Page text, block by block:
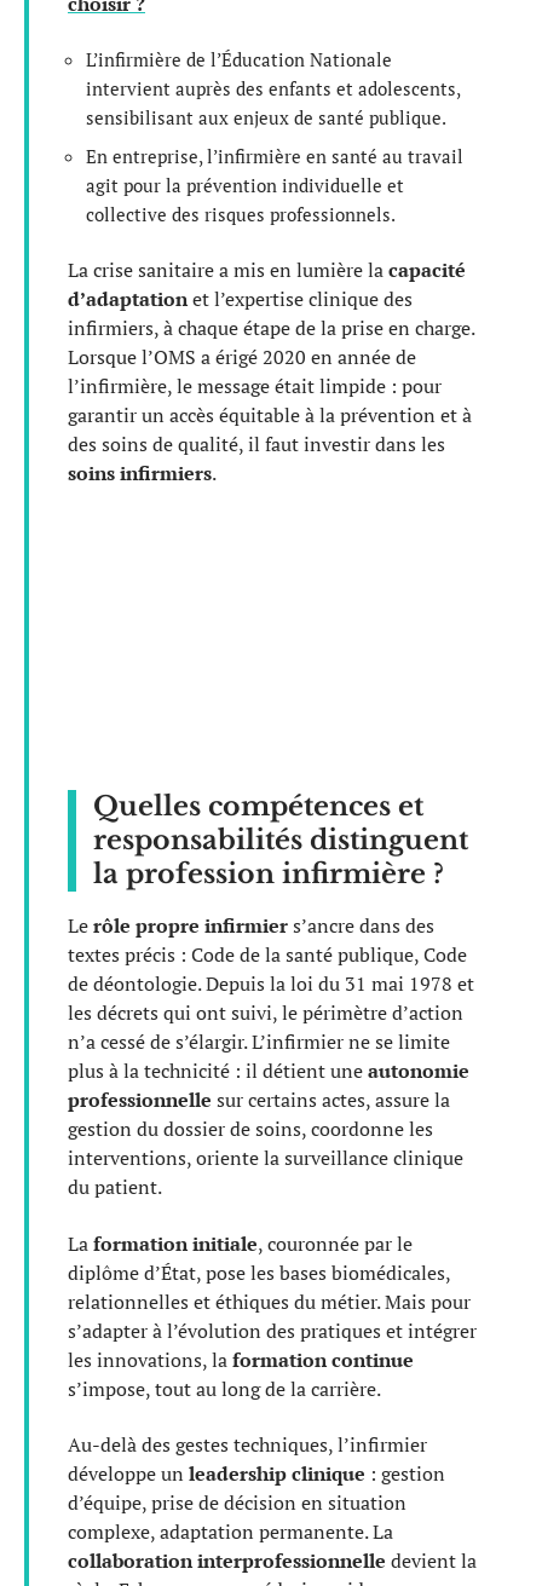
L’infirmière de l’Éducation Nationale
intervient auprès des enfants et adolescents,
sensibilisant aux enjeux de santé publique.
En entreprise, l’infirmière en santé au travail
agit pour la prévention individuelle et
collective des risques professionnels.
La crise sanitaire a mis en lumière lacapacité
d’adaptationet l’expertise clinique des
infirmiers, à chaque étape de la prise en charge.
Lorsque l’OMS a érigé 2020 en année de
l’infirmière, le message était limpide : pour
garantir un accès équitable à la prévention et à
des soins de qualité, il faut investir dans les
soins infirmiers.
Quelles compétences et
responsabilités distinguent
la profession infirmière ?
Lerôle propre infirmiers’ancre dans des
textes précis : Code de la santé publique, Code
de déontologie. Depuis la loi du 31 mai 1978 et
les décrets qui ont suivi, le périmètre d’action
n’a cessé de s’élargir. L’infirmier ne se limite
plus à la technicité : il détient uneautonomie
professionnelle sur certains actes, assure la
gestion du dossier de soins, coordonne les
interventions, oriente la surveillance clinique
du patient.
Laformation initiale, couronnée par le
diplôme d’État, pose les bases biomédicales,
relationnelles et éthiques du métier. Mais pour
s’adapter à l’évolution des pratiques et intégrer
les innovations, laformation continue
s’impose, tout au long de la carrière.
Au-delà des gestes techniques, l’infirmier
développe un leadership clinique : gestion
d’équipe, prise de décision en situation
complexe, adaptation permanente. La
collaboration interprofessionnelle devient la